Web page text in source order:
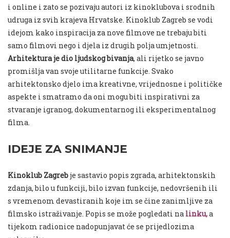
i online i zato se pozivaju autori iz kinoklubova i srodnih
udruga iz svih krajeva Hrvatske. Kinoklub Zagreb se vodi
idejom kako inspiracija za nove filmove ne trebaju biti
samo filmovi nego i djela iz drugih polja umjetnosti.
Arhitektura je dio ljudskog bivanja, ali rijetko se javno
promišlja van svoje utilitarne funkcije. Svako
arhitektonsko djelo ima kreativne, vrijednosne i političke
aspekte i smatramo da oni mogu biti inspirativni za
stvaranje igranog, dokumentarnog ili eksperimentalnog
filma.
IDEJE ZA SNIMANJE
Kinoklub Zagrebje sastavio popis zgrada, arhitektonskih
zdanja, bilo u funkciji, bilo izvan funkcije, nedovršenih ili
s vremenom devastiranih koje im se čine zanimljive za
filmsko istraživanje. Popis se može pogledati na linku,a
tijekom radionice nadopunjavat će se prijedlozima